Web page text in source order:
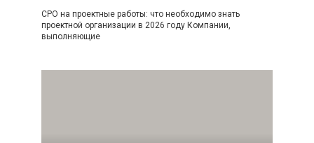
СРО на проектные работы: что необходимо знать
проектной организации в 2026 году Компании,
выполняющие